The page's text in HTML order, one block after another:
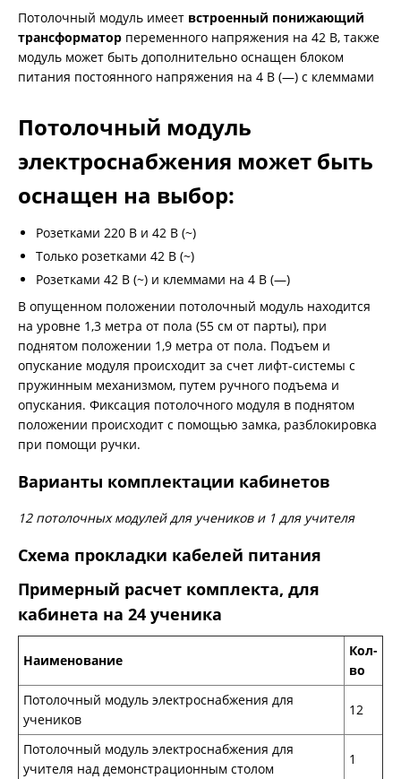
Потолочный модуль имеет встроенный понижающий
трансформатор переменного напряжения на 42 В, также
модуль может быть дополнительно оснащен блоком
питания постоянного напряжения на 4 В (—) с клеммами
Потолочный модуль
электроснабжения может быть
оснащен на выбор:
Розетками 220 В и 42 В (~)
Только розетками 42 В (~)
Розетками 42 В (~) и клеммами на 4 В (—)
В опущенном положении потолочный модуль находится
на уровне 1,3 метра от пола (55 см от парты), при
поднятом положении 1,9 метра от пола. Подъем и
опускание модуля происходит за счет лифт-системы с
пружинным механизмом, путем ручного подъема и
опускания. Фиксация потолочного модуля в поднятом
положении происходит с помощью замка, разблокировка
при помощи ручки.
Варианты комплектации кабинетов
12 потолочных модулей для учеников и 1 для учителя
Схема прокладки кабелей питания
Примерный расчет комплекта, для
кабинета на 24 ученика
Наименование
Кол-
во
Потолочный модуль электроснабжения для
учеников
12
Потолочный модуль электроснабжения для
учителя над демонстрационным столом
1